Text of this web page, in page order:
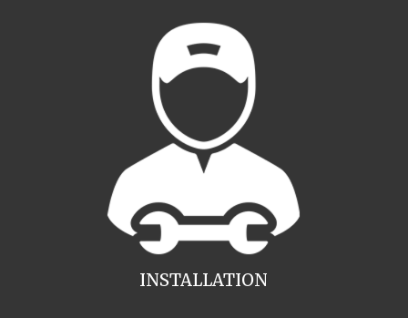
INSTALLATION